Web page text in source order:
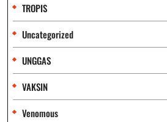
TROPIS
Uncategorized
UNGGAS
VAKSIN
Venomous